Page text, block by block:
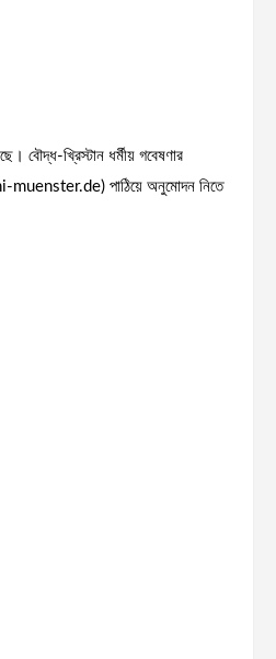
বৌদ্ধ-খ্রিস্টান ধর্মীয় গবেষণার
muenster.de) পাঠিয়ে অনুমোদন নিতে